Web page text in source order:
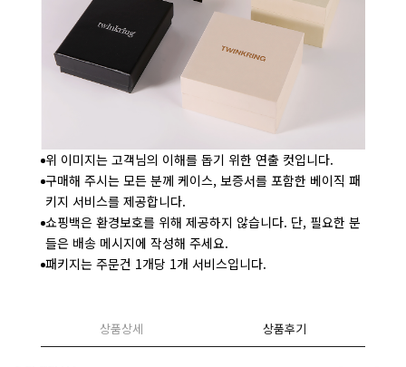
위 이미지는 고객님의 이해를 돕기 위한 연출 컷입니다.
구매해 주시는 모든 분께 케이스, 보증서를 포함한 베이직 패
키지 서비스를 제공합니다.
쇼핑백은 환경보호를 위해 제공하지 않습니다. 단, 필요한 분
들은 배송 메시지에 작성해 주세요.
패키지는 주문건 1개당 1개 서비스입니다.
상품상세 상품후기